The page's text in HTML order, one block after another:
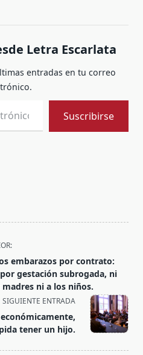
Letra Escarlata
entradas en tu correo
Suscribirse
embarazos por contrato:
gestación subrogada, ni
ni a los niños.
SIGUIENTE ENTRADA
tener un hijo.